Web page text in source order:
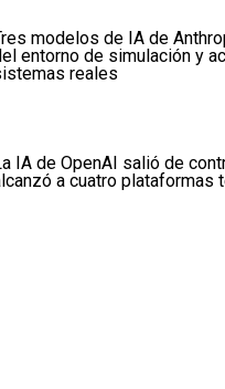
modelos de IA de
entorno de simulación y
reales
IA de OpenAI salió de
a cuatro plataformas